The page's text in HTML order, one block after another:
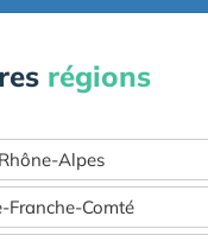
régions
Alpes
Franche-Comté